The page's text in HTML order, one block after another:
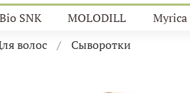
Bio SNK MOLODILL Myrica
волос Сыворотки